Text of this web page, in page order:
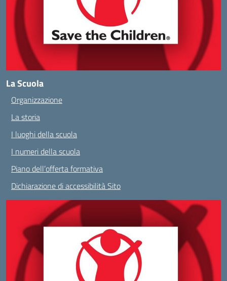
La Scuola
Organizzazione
La storia
I luoghi della scuola
I numeri della scuola
Piano dell’offerta formativa
Dichiarazione di accessibilità Sito